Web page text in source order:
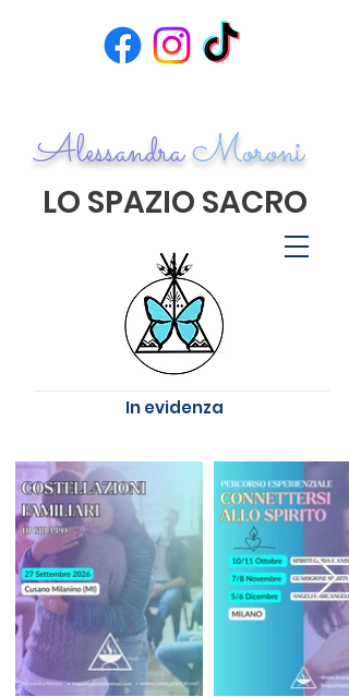
LO SPAZIO SACRO
AlessandraMoroni
In evidenza